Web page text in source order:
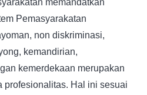
Pemasyarakatan
non diskriminasi,
kemandirian,
kemerdekaan merupakan
profesionalitas. Hal ini sesuai